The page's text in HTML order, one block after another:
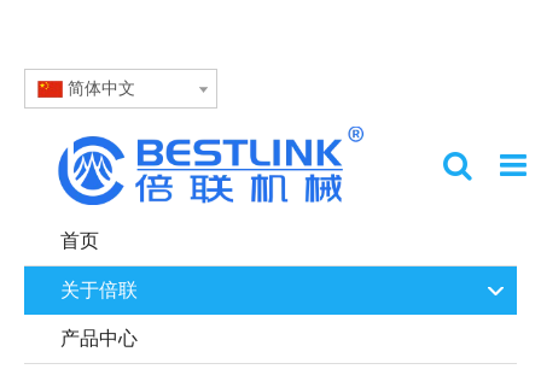
简体中文
首页
关于倍联
产品中心